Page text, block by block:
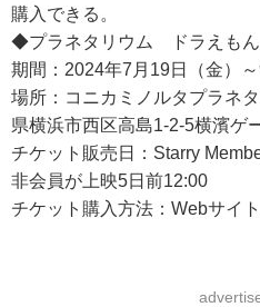
購入できる。
◆プラネタリウム ドラえも
期間：2024年7月19日（金）～
場所：コニカミノルタプラネ
県横浜市西区高島1-2-5横濱ゲ
チケット販売日：Starry
非会員が上映5日前12:00
チケット購入方法：Webサイ